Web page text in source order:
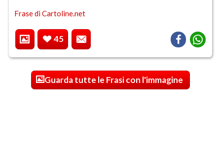
Frase di Cartoline.net
45
Guarda tutte le Frasi con l'immagine